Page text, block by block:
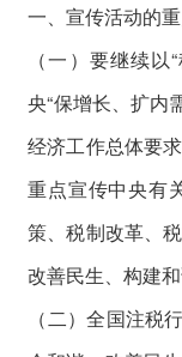
一、宣传活动的
（一）要继续
央“保增长、扩内
经济工作总体要
重点宣传中央有
策、税制改革、
改善民生、构建和
（二）全国注税